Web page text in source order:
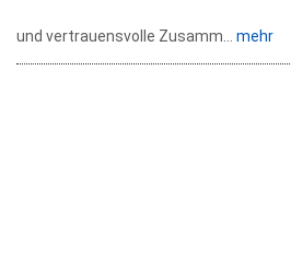
und vertrauensvolle Zusamm... mehr